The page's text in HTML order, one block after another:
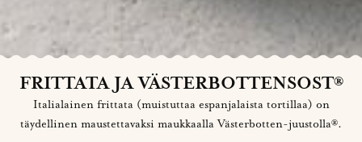
FRITTATA JA VÄSTERBOTTENSOST®
Italialainen frittata (muistuttaa espanjalaista tortillaa) on
täydellinen maustettavaksi maukkaalla Västerbotten-juustolla®.